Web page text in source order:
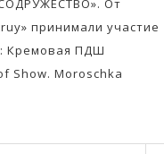
От
принимали участие
Кремовая ПДШ
Show. Moroschka